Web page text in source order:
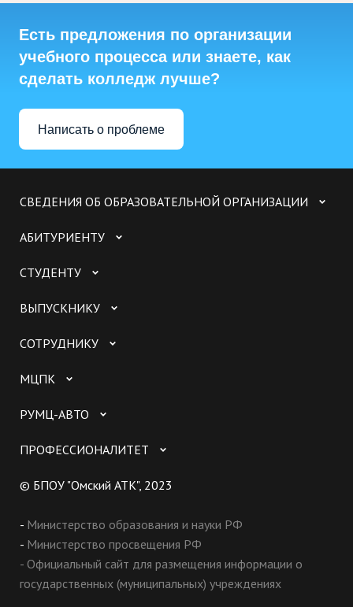
Есть предложения по организации
учебного процесса или знаете, как
сделать колледж лучше?
Написать о проблеме
СВЕДЕНИЯ ОБ ОБРАЗОВАТЕЛЬНОЙ ОРГАНИЗАЦИИ
АБИТУРИЕНТУ
СТУДЕНТУ
ВЫПУСКНИКУ
СОТРУДНИКУ
МЦПК
РУМЦ-АВТО
ПРОФЕССИОНАЛИТЕТ
© БПОУ "Омский АТК", 2023
- Министерство образования и науки РФ
- Министерство просвещения РФ
- Официальный сайт для размещения информации о
государственных (муниципальных) учреждениях